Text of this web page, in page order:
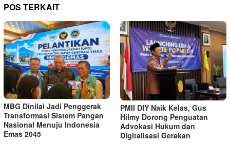
POS TERKAIT
MBG Dinilai Jadi Penggerak
Transformasi Sistem Pangan
Nasional Menuju Indonesia
Emas 2045
PMII DIY Naik Kelas, Gus
Hilmy Dorong Penguatan
Advokasi Hukum dan
Digitalisasi Gerakan